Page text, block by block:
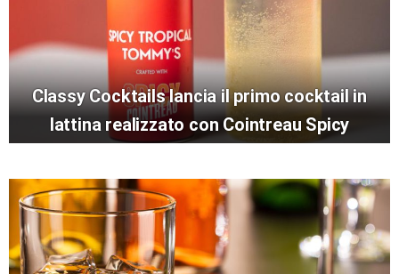
Classy Cocktails lancia il primo cocktail in
lattina realizzato con Cointreau Spicy